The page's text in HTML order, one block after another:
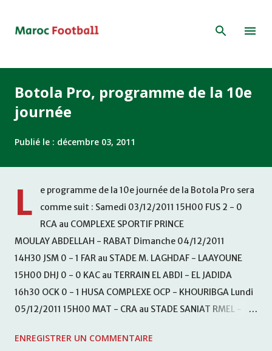
Botola Pro, programme de la 10e
journée
Publié le : décembre 03, 2011
L
e programme de la 10e journée de la Botola Pro sera
comme suit : Samedi 03/12/2011 15H00 FUS 2 - 0
RCA au COMPLEXE SPORTIF PRINCE
MOULAY ABDELLAH - RABAT Dimanche 04/12/2011
14H30 JSM 0 - 1 FAR au STADE M. LAGHDAF - LAAYOUNE
15H00 DHJ 0 - 0 KAC au TERRAIN EL ABDI - EL JADIDA
16h30 OCK 0 - 1 HUSA COMPLEXE OCP - KHOURIBGA Lundi
05/12/2011 15H00 MAT - CRA au STADE SANIAT RMEL -
KHEMISET Mardi 06/12/2011 15H00 WAF - OCS au
ENREGISTRER UN COMMENTAIRE